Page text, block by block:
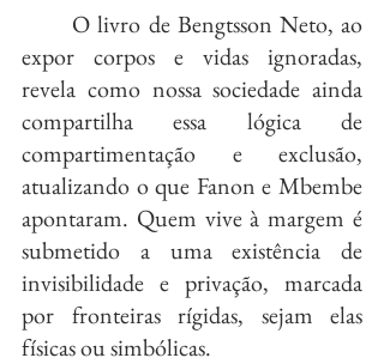
expor corpos e vidas ignoradas,
revela como nossa sociedade ainda
compartilha essa lógica de
compartimentação e exclusão,
atualizando o que Fanon e Mbembe
apontaram. Quem vive à margem é
submetido a uma existência de
invisibilidade e privação, marcada
por fronteiras rígidas, sejam elas
físicas ou simbólicas.